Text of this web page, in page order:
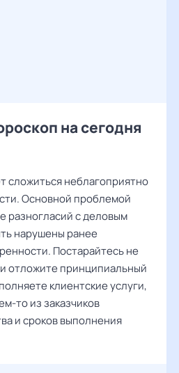
на сегодня
сложиться неблагоприятно
Основной проблемой
разногласий с деловым
нарушены ранее
Постарайтесь не
отложите принципиальный
клиентские услуги,
то из заказчиков
и сроков выполнения